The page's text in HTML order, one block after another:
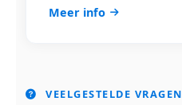
Meer info
VEELGESTELDE VRAGEN